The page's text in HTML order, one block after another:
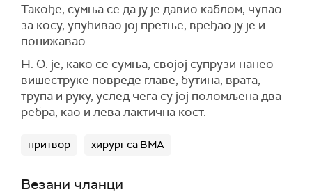
Такође, сумња се да ју је давио каблом, чупао
за косу, упућивао јој претње, вређао ју је и
понижавао.
Н. О. је, како се сумња, својој супрузи нанео
вишеструке повреде главе, бутина, врата,
трупа и руку, услед чега су јој поломљена два
ребра, као и лева лактична кост.
притвор хирург са ВМА
Везани чланци